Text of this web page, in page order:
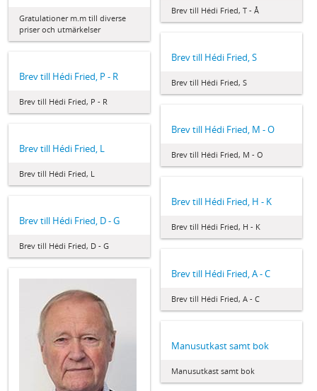
Gratulationer m.m till diverse
priser och utmärkelser
Brev till Hédi Fried, T - Å
Brev till Hédi Fried, S
Brev till Hédi Fried, S
Brev till Hédi Fried, P - R
Brev till Hédi Fried, P - R
Brev till Hédi Fried, M - O
Brev till Hédi Fried, M - O
Brev till Hédi Fried, L
Brev till Hédi Fried, L
Brev till Hédi Fried, H - K
Brev till Hédi Fried, H - K
Brev till Hédi Fried, D - G
Brev till Hédi Fried, D - G
Brev till Hédi Fried, A - C
Brev till Hédi Fried, A - C
Manusutkast samt bok
Manusutkast samt bok